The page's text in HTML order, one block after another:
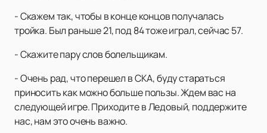
- Скажем так, чтобы в конце концов получалась
тройка. Был раньше 21, под 84 тоже играл, сейчас 57.
- Скажите пару слов болельщикам.
- Очень рад, что перешел в СКА, буду стараться
приносить как можно больше пользы. Ждем вас на
следующей игре. Приходите в Ледовый, поддержите
нас, нам это очень важно.